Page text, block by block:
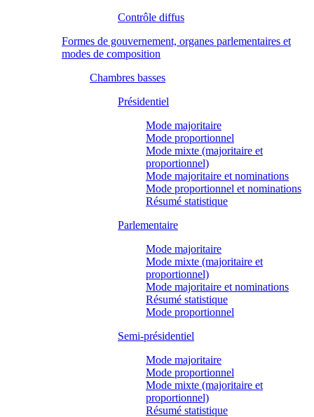
Contrôle diffus
Formes de gouvernement, organes parlementaires et
modes de composition
Chambres basses
Présidentiel
Mode majoritaire
Mode proportionnel
Mode mixte (majoritaire et
proportionnel)
Mode majoritaire et nominations
Mode proportionnel et nominations
Résumé statistique
Parlementaire
Mode majoritaire
Mode mixte (majoritaire et
proportionnel)
Mode majoritaire et nominations
Résumé statistique
Mode proportionnel
Semi-présidentiel
Mode majoritaire
Mode proportionnel
Mode mixte (majoritaire et
proportionnel)
Résumé statistique